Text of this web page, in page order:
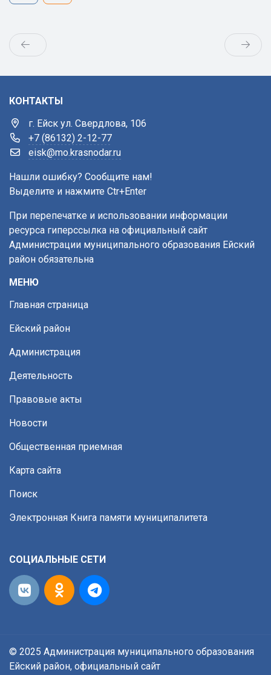
КОНТАКТЫ
г. Ейск ул. Свердлова, 106
+7 (86132) 2-12-77
eisk@mo.krasnodar.ru
Нашли ошибку? Сообщите нам!
Выделите и нажмите Ctr+Enter
При перепечатке и использовании информации
ресурса гиперссылка на официальный сайт
Администрации муниципального образования Ейский
район обязательна
МЕНЮ
Главная страница
Ейский район
Администрация
Деятельность
Правовые акты
Новости
Общественная приемная
Карта сайта
Поиск
Электронная Книга памяти муниципалитета
СОЦИАЛЬНЫЕ СЕТИ
© 2025 Администрация муниципального образования
Ейский район, официальный сайт